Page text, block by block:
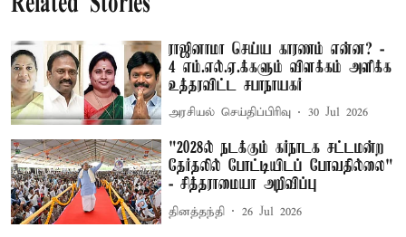
ராஜினாமா செய்ய காரணம் என்ன? -
4 எம்.எல்.ஏ.க்களும் விளக்கம் அளிக்க
உத்தரவிட்ட சபாநாயகர்
அரசியல் செய்திப்பிரிவு 30 Jul 2026
"2028ல் நடக்கும் கர்நாடக சட்டமன்ற
தேர்தலில் போட்டியிடப் போவதில்லை"
- சித்தராமையா அறிவிப்பு
தினத்தந்தி 26 Jul 2026